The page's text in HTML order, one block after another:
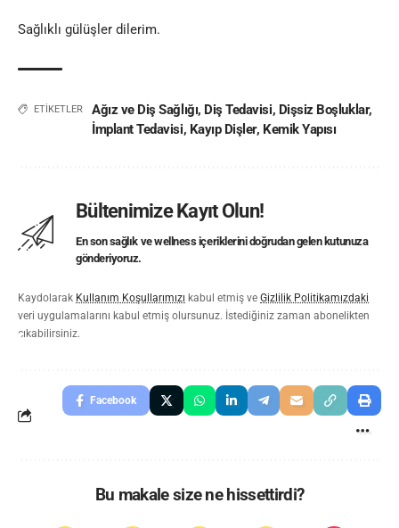
Sağlıklı gülüşler dilerim.
ETİKETLER Ağız ve Diş Sağlığı, Diş Tedavisi, Dişsiz Boşluklar,
İmplant Tedavisi, Kayıp Dişler, Kemik Yapısı
Bültenimize Kayıt Olun!
En son sağlık ve wellness içeriklerini doğrudan gelen kutunuza
gönderiyoruz.
Kaydolarak Kullanım Koşullarımızı kabul etmiş ve Gizlilik Politikamızdaki
veri uygulamalarını kabul etmiş olursunuz. İstediğiniz zaman abonelikten
çıkabilirsiniz.
Facebook
Bu makale size ne hissettirdi?